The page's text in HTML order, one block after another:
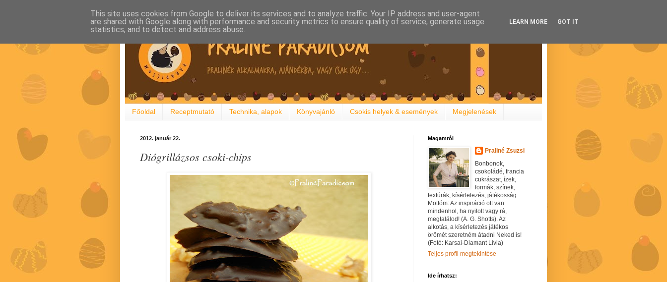
Főoldal Receptmutató Technika, alapok Könyvajánló Csokis helyek & események Megjelenések
2012. január 22.
Diógrillázsos csoki-chips
Magamról
Praliné Zsuzsi
Bonbonok,
csokoládé, francia
cukrászat, ízek,
formák, színek,
textúrák, kísérletezés, játékosság...
Mottóm: Az inspiráció ott van
mindenhol, ha nyitott vagy rá,
megtalálod! (A. G. Shotts). Az
alkotás, a kísérletezés játékos
örömét szeretném átadni Neked is!
(Fotó: Karsai-Diamant Lívia)
Teljes profil megtekintése
Ide írhatsz:
This site uses cookies from Google to deliver its services and to analyze traffic. Your IP address and user-agent
are shared with Google along with performance and security metrics to ensure quality of service, generate usage
statistics, and to detect and address abuse.
LEARN MORE GOT IT